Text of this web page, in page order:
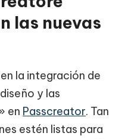
las nuevas
la integración de
y las
en Passcreator. Tan
estén listas para